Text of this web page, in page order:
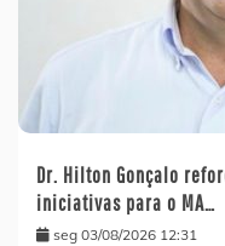
Dr. Hilton Gonçalo
iniciativas para o MA…
seg 03/08/2026 12:31